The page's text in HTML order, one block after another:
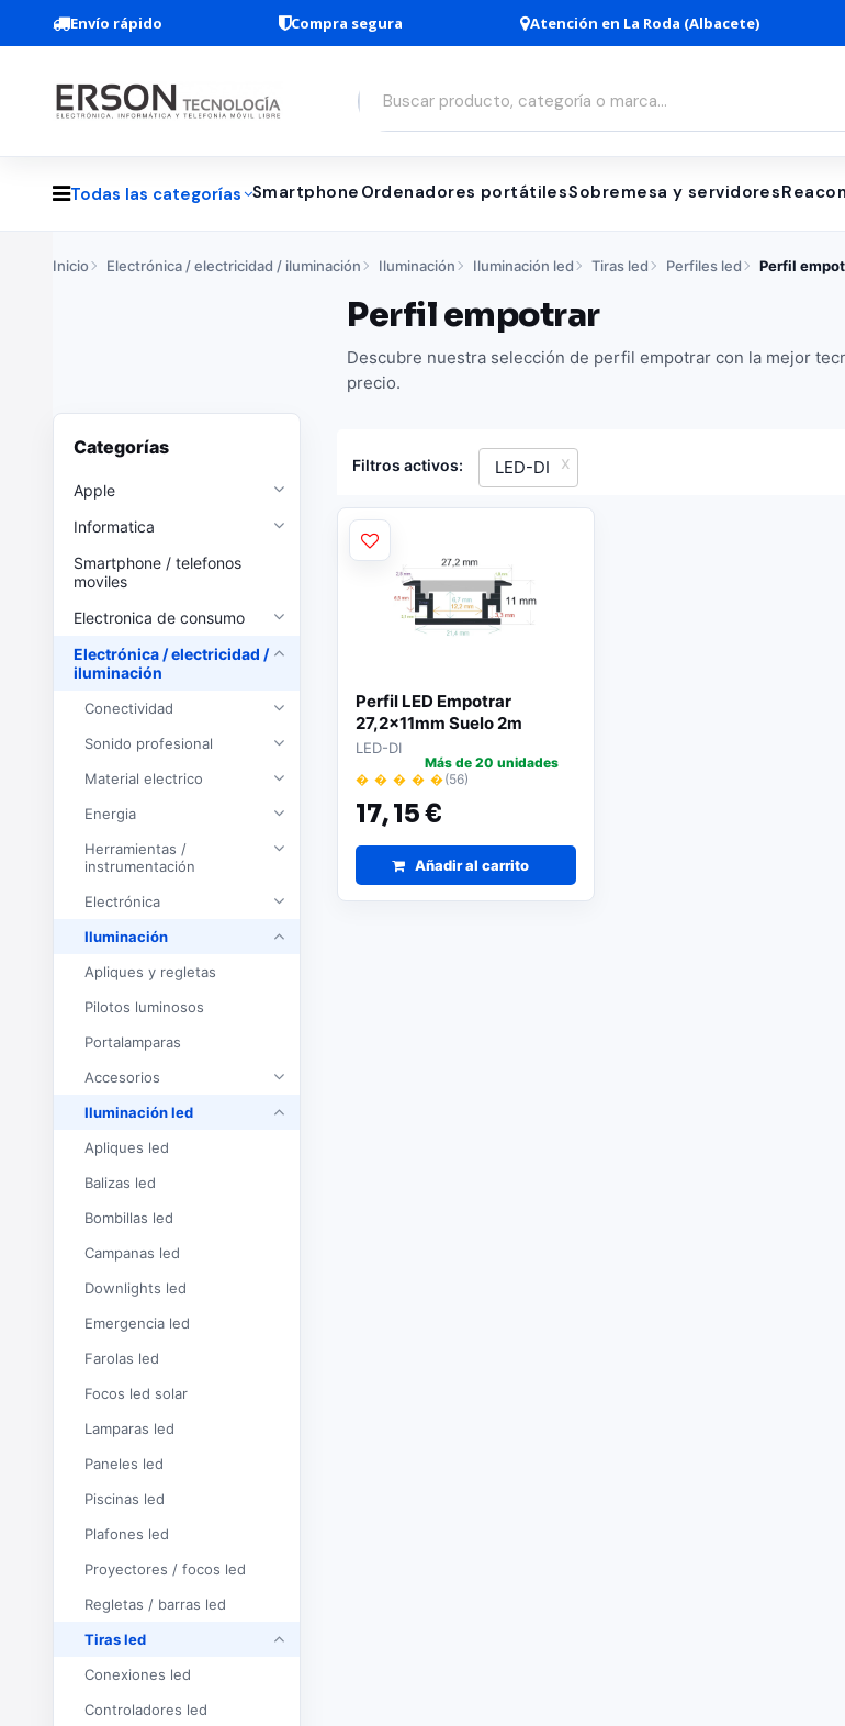
Envío rápido Compra segura Atención en La Roda (Albacete)
Todas las categorías Smartphone Ordenadores portátilesSobremesa y servidores
Inicio Electrónica / electricidad / iluminación Iluminación Iluminación led Tiras led Perfiles led Perfil
Perfil empotrar
Descubre nuestra selección de perfil empotrar con la mejor
precio.
Categorías
Apple
Informatica
Smartphone / telefonos
moviles
Electronica de consumo
Electrónica / electricidad /
iluminación
Conectividad
Sonido profesional
Material electrico
Energia
Herramientas /
instrumentación
Electrónica
Iluminación
Apliques y regletas
Pilotos luminosos
Portalamparas
Accesorios
Iluminación led
Apliques led
Balizas led
Bombillas led
Campanas led
Downlights led
Emergencia led
Farolas led
Focos led solar
Lamparas led
Paneles led
Piscinas led
Plafones led
Proyectores / focos led
Regletas / barras led
Tiras led
Conexiones led
Controladores led
Filtros activos: LED-DI
Perfil LED Empotrar
27,2x11mm Suelo 2m
LED-DI
� � � � �(56)
17,15 €
Más de 20 unidades
Añadir al carrito